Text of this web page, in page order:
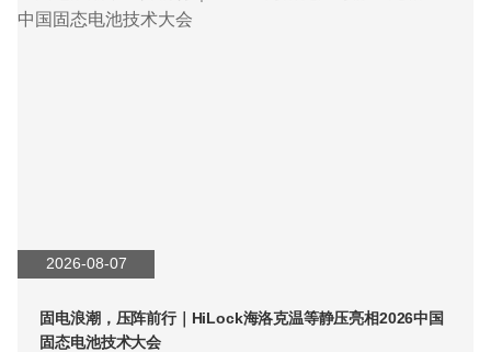
2026-08-07
固电浪潮，压阵前行｜HiLock海洛克温等静压亮相2026中国
固态电池技术大会